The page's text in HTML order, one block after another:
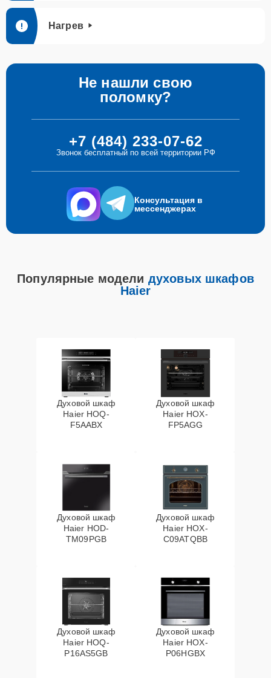
Нагрев
Не нашли свою
поломку?
+7 (484) 233-07-62
Звонок бесплатный по всей территории РФ
Консультация в
мессенджерах
Популярные модели духовых шкафов
Haier
Духовой шкаф
Haier HOQ-
F5AABX
Духовой шкаф
Haier HOX-
FP5AGG
Духовой шкаф
Haier HOD-
TM09PGB
Духовой шкаф
Haier HOX-
C09ATQBB
Духовой шкаф
Haier HOQ-
P16AS5GB
Духовой шкаф
Haier HOX-
P06HGBX